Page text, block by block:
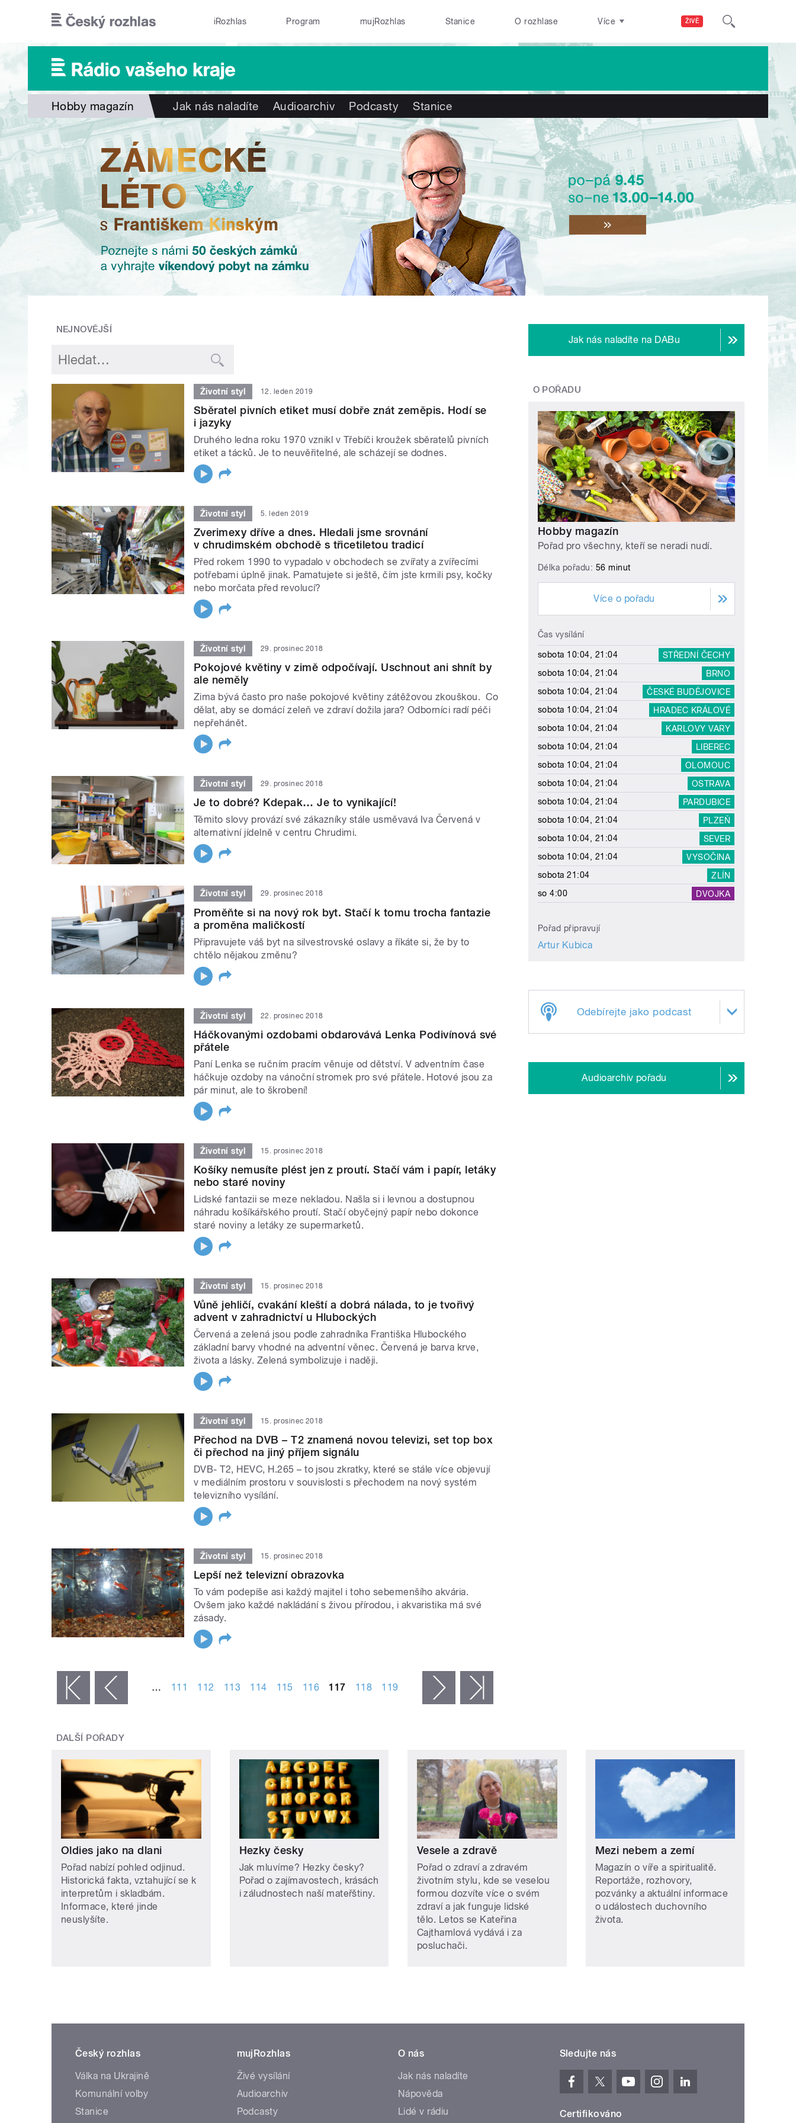
ŽIVĚ
iRozhlas Program mujRozhlas Stanice O rozhlase Více
Hobby magazín Jak nás naladíte Audioarchiv Podcasty Stanice
NEJNOVĚJŠÍ
Životní styl 12. leden 2019
Sběratel pivních etiket musí dobře znát zeměpis. Hodí se
i jazyky
Druhého ledna roku 1970 vznikl v Třebíči kroužek sběratelů pivních
etiket a tácků. Je to neuvěřitelné, ale scházejí se dodnes.
Životní styl 5. leden 2019
Zverimexy dříve a dnes. Hledali jsme srovnání
v chrudimském obchodě s třicetiletou tradicí
Před rokem 1990 to vypadalo v obchodech se zvířaty a zvířecími
potřebami úplně jinak. Pamatujete si ještě, čím jste krmili psy, kočky
nebo morčata před revolucí?
Životní styl 29. prosinec 2018
Pokojové květiny v zimě odpočívají. Uschnout ani shnít by
ale neměly
Zima bývá často pro naše pokojové květiny zátěžovou zkouškou. Co
dělat, aby se domácí zeleň ve zdraví dožila jara? Odborníci radí péči
nepřehánět.
Životní styl 29. prosinec 2018
Je to dobré? Kdepak… Je to vynikající!
Těmito slovy provází své zákazníky stále usměvavá Iva Červená v
alternativní jídelně v centru Chrudimi.
Životní styl 29. prosinec 2018
Proměňte si na nový rok byt. Stačí k tomu trocha fantazie
a proměna maličkostí
Připravujete váš byt na silvestrovské oslavy a říkáte si, že by to
chtělo nějakou změnu?
Životní styl 22. prosinec 2018
Háčkovanými ozdobami obdarovává Lenka Podivínová své
přátele
Paní Lenka se ručním pracím věnuje od dětství. V adventním čase
háčkuje ozdoby na vánoční stromek pro své přátele. Hotové jsou za
pár minut, ale to škrobení!
Životní styl 15. prosinec 2018
Košíky nemusíte plést jen z proutí. Stačí vám i papír, letáky
nebo staré noviny
Lidské fantazii se meze nekladou. Našla si i levnou a dostupnou
náhradu košíkářského proutí. Stačí obyčejný papír nebo dokonce
staré noviny a letáky ze supermarketů.
Životní styl 15. prosinec 2018
Vůně jehličí, cvakání kleští a dobrá nálada, to je tvořivý
advent v zahradnictví u Hlubockých
Červená a zelená jsou podle zahradníka Františka Hlubockého
základní barvy vhodné na adventní věnec. Červená je barva krve,
života a lásky. Zelená symbolizuje i naději.
Životní styl 15. prosinec 2018
Přechod na DVB – T2 znamená novou televizi, set top box
či přechod na jiný příjem signálu
DVB- T2, HEVC, H.265 – to jsou zkratky, které se stále více objevují
v mediálním prostoru v souvislosti s přechodem na nový systém
televizního vysílání.
Životní styl 15. prosinec 2018
Lepší než televizní obrazovka
To vám podepíše asi každý majitel i toho sebemenšího akvária.
Ovšem jako každé nakládání s živou přírodou, i akvaristika má své
zásady.
‹ předchozí … 111 112 113 114 115 116 117 118 119 následující ›
Jak nás naladíte na DABu
O POŘADU
Hobby magazín
Pořad pro všechny, kteří se neradi nudí.
Délka pořadu: 56 minut
Více o pořadu
Čas vysílání
sobota 10:04, 21:04
STŘEDNÍ ČECHY
sobota 10:04, 21:04
BRNO
sobota 10:04, 21:04
ČESKÉ BUDĚJOVICE
sobota 10:04, 21:04
HRADEC KRÁLOVÉ
sobota 10:04, 21:04
KARLOVY VARY
sobota 10:04, 21:04
LIBEREC
sobota 10:04, 21:04
OLOMOUC
sobota 10:04, 21:04
OSTRAVA
sobota 10:04, 21:04
PARDUBICE
sobota 10:04, 21:04
PLZEŇ
sobota 10:04, 21:04
SEVER
sobota 10:04, 21:04
VYSOČINA
sobota 21:04
ZLÍN
so 4:00
DVOJKA
Pořad připravují
Artur Kubica
Odebírejte jako podcast
Audioarchiv pořadu
DALŠÍ POŘADY
Oldies jako na dlani
Pořad nabízí pohled odjinud.
Historická fakta, vztahující se k
interpretům i skladbám.
Informace, které jinde
neuslyšíte.
Hezky česky
Jak mluvíme? Hezky česky?
Pořad o zajímavostech, krásách
i záludnostech naší mateřštiny.
Vesele a zdravě
Pořad o zdraví a zdravém
životním stylu, kde se veselou
formou dozvíte více o svém
zdraví a jak funguje lidské
tělo. Letos se Kateřina
Cajthamlová vydává i za
posluchači.
Mezi nebem a zemí
Magazín o víře a spiritualitě.
Reportáže, rozhovory,
pozvánky a aktuální informace
o událostech duchovního
života.
Český rozhlas
Válka na Ukrajině
Komunální volby
Stanice
mujRozhlas
Živé vysílání
Audioarchiv
Podcasty
O nás
Jak nás naladíte
Nápověda
Lidé v rádiu
Sledujte nás
Certifikováno